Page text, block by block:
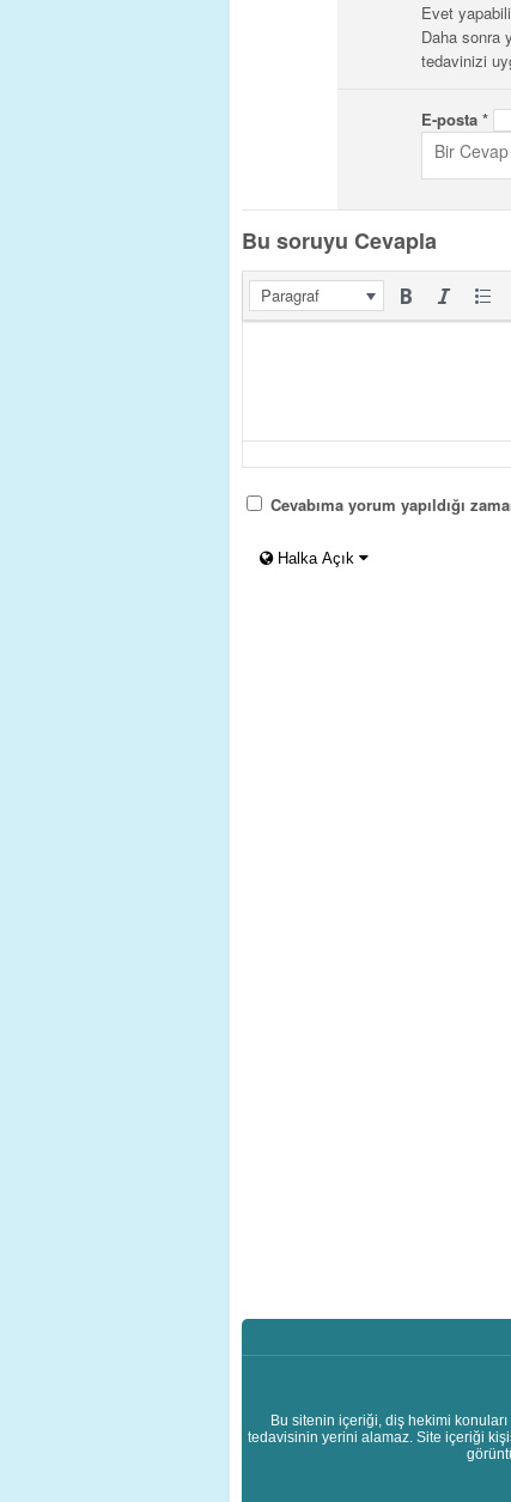
Evet
Daha sonra
tedavinizi
E-posta *
Bu soruyu Cevapla
Paragraf
Cevabıma yorum yapıldığı
Halka Açık
Bu sitenin içeriği, diş hekimi
tedavisinin yerini alamaz. Site içeriği